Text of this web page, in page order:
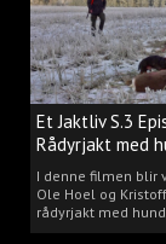
Et Jaktliv S.3
Rådyrjakt med
I denne filmen blir
Ole Hoel og
rådyrjakt med hund.